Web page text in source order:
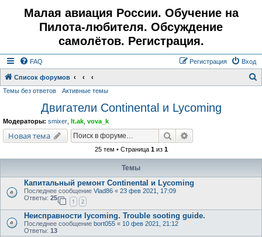
Малая авиация России. Обучение на
Пилота-любителя. Обсуждение
самолётов. Регистрация.
FAQ Вход
Регистрация
Список форумов
Темы без ответов Активные темы
Двигатели Continental и Lycoming
Модераторы: smixer lt.ak vova_k
Новая тема Поиск
25 тем • Страница 1из 1
Темы
Капитальный ремонт Continental и Lycoming
Последнее сообщение Vlad86 « 23 фев 2021, 17:09
Ответы: 25
1 2
Неисправности lycoming. Trouble sooting guide.
Последнее сообщение bort055 « 10 фев 2021, 21:12
Ответы: 13